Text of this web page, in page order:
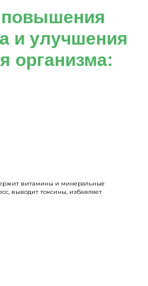
и улучшения
организма:
витамины и минеральные
выводит токсины, избавляет